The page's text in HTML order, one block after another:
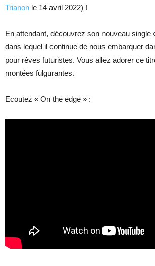
Trianon le 14 avril 2022) !
En attendant, découvrez son nouveau single
dans lequel il continue de nous embarquer
pour rêves futuristes. Vous allez adorer ce
montées fulgurantes.
Ecoutez « On the edge » :